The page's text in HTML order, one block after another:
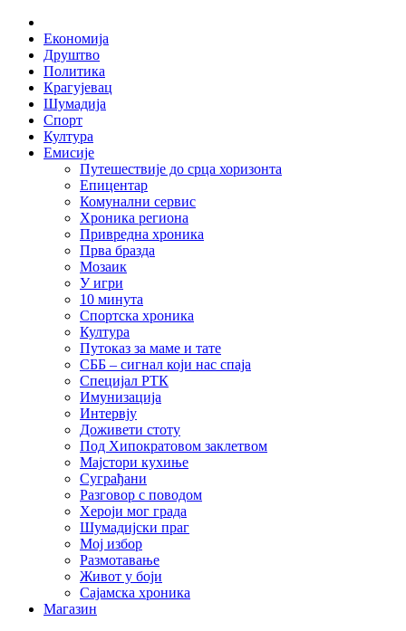
Skip
content
Економија
Друштво
Политика
Крагујевац
Шумадија
Спорт
Култура
Емисије
Путешествије до срца хоризонта
Епицентар
Комунални сервис
Хроника региона
Привредна хроника
Прва бразда
Мозаик
У игри
10 минута
Спортска хроника
Култура
Путоказ за маме и тате
СББ – сигнал који нас спаја
Специјал РТК
Имунизација
Интервју
Доживети стоту
Под Хипократовом заклетвом
Мајстори кухиње
Суграђани
Разговор с поводом
Хероји мог града
Шумадијски праг
Мој избор
Размотавање
Живот у боји
Сајамска хроника
Магазин